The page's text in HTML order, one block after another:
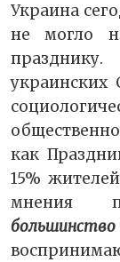
Украина
не могло
украинских
как
15%
мнения